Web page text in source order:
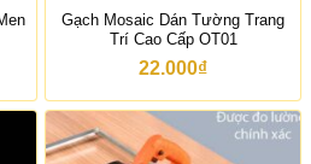
₫
Gạch Mosaic Dán Tường Trang
Trí Cao Cấp OT01
22.000₫